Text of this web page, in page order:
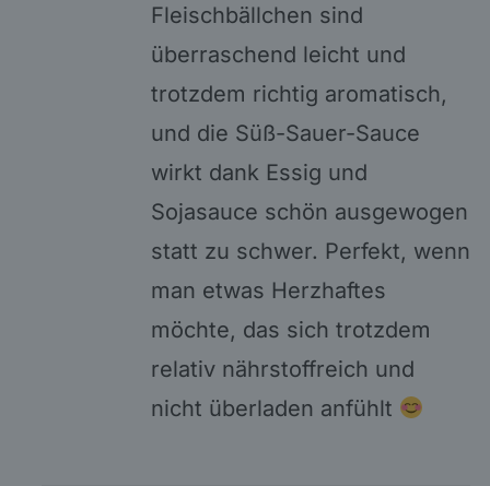
Fleischbällchen sind
überraschend leicht und
trotzdem richtig aromatisch,
und die Süß-Sauer-Sauce
wirkt dank Essig und
Sojasauce schön ausgewogen
statt zu schwer. Perfekt, wenn
man etwas Herzhaftes
möchte, das sich trotzdem
relativ nährstoffreich und
nicht überladen anfühlt